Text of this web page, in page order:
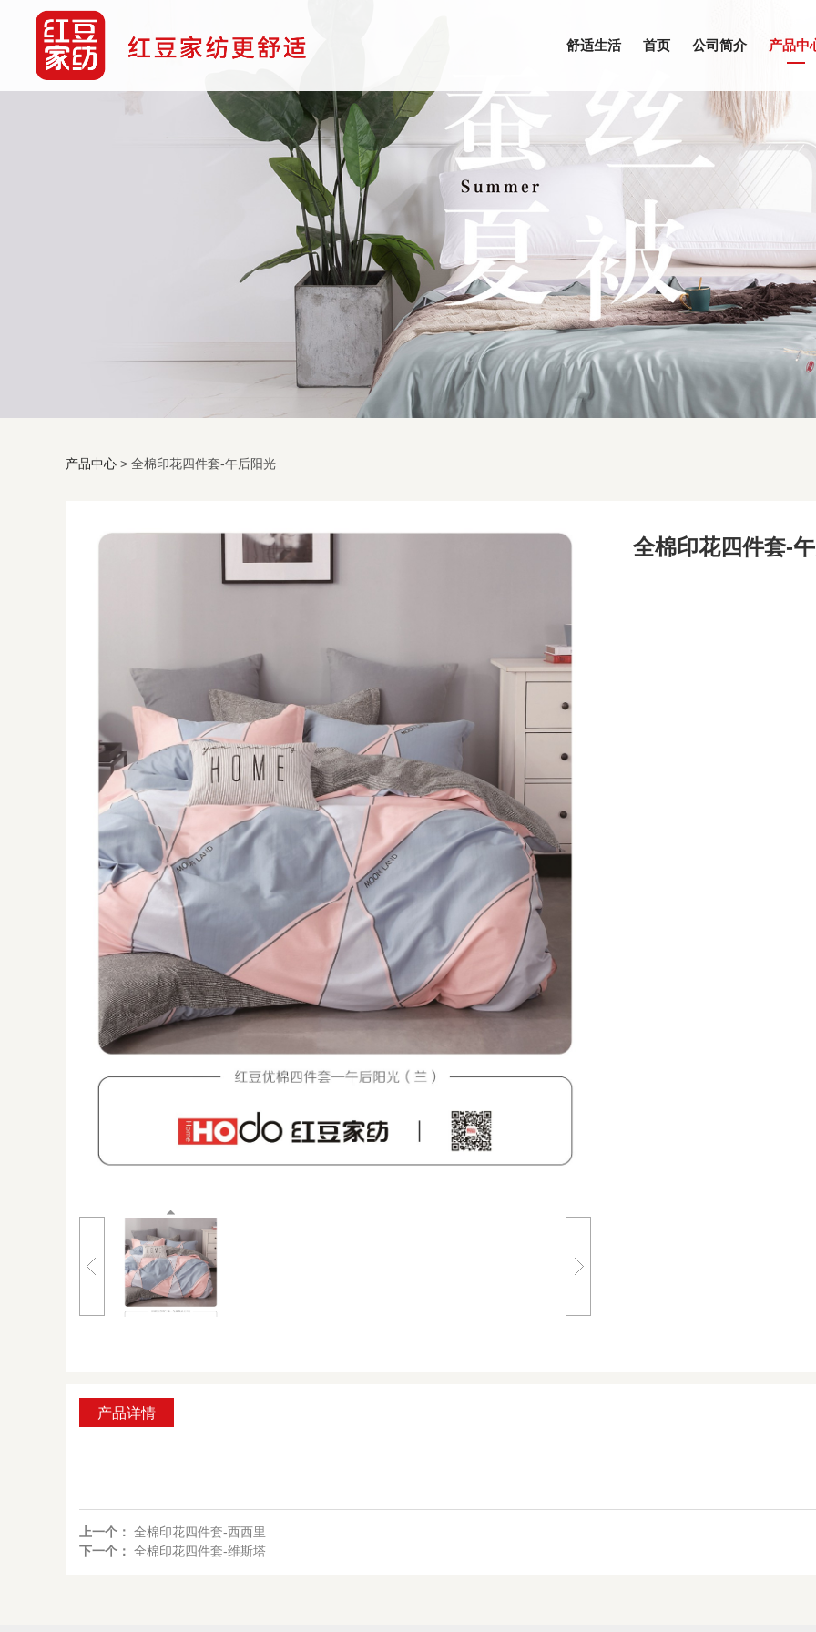
舒适生活 首页 公司简介 产品中
产品中心 > 全棉印花四件套-午后阳光
全棉印花四件套-
产品详情
上一个： 全棉印花四件套-西西里
下一个： 全棉印花四件套-维斯塔